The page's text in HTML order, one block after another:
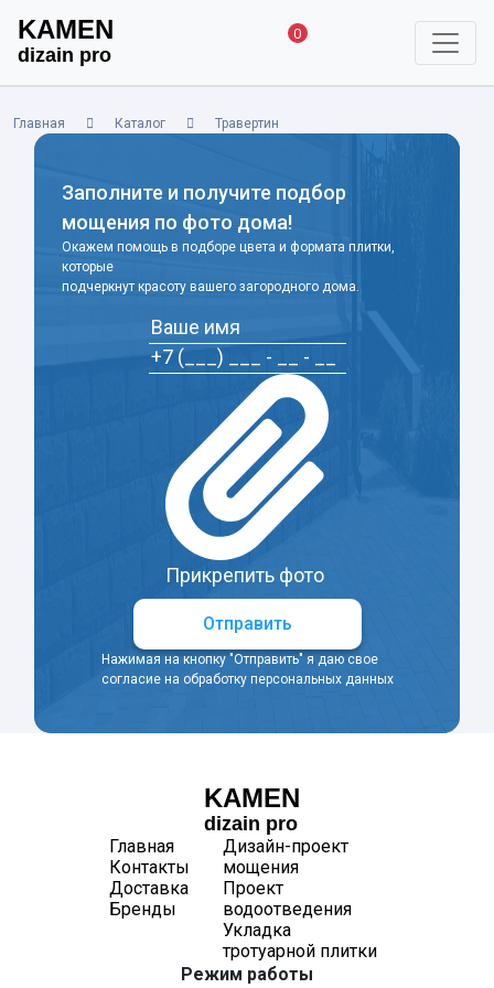
KAMEN
dizain pro
0
Главная Каталог Травертин
Заполните и получите подбор
мощения по фото дома!
Окажем помощь в подборе цвета и формата плитки,
которые
подчеркнут красоту вашего загородного дома.
Прикрепить фото
Отправить
Нажимая на кнопку "Отправить" я даю свое
согласие на обработку персональных данных
KAMEN
dizain pro
Главная
Контакты
Доставка
Бренды
Дизайн-проект
мощения
Проект
водоотведения
Укладка
тротуарной плитки
Режим работы